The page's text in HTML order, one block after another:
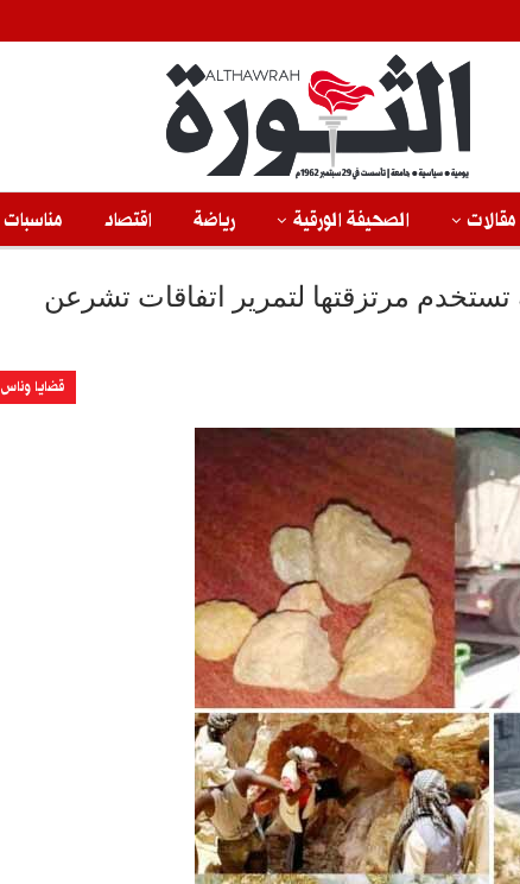
مقالات الصحيفة الورقية رياضة اقتصاد مناسبات
مرتزقتها لتمرير اتفاقات تشرعن
قضايا وناس